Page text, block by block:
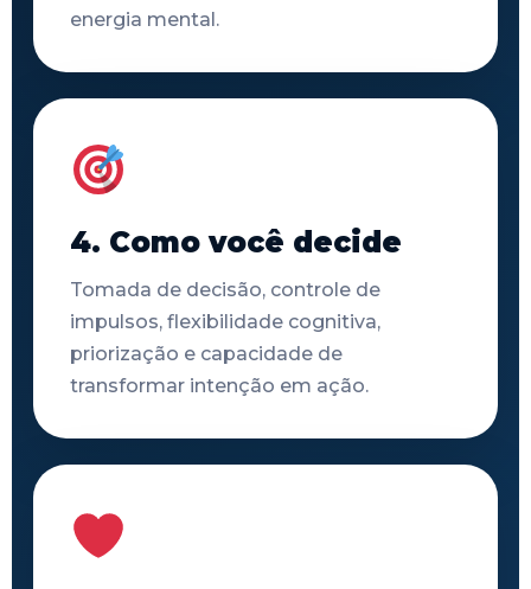
energia mental.
4. Como você decide
Tomada de decisão, controle de
impulsos, flexibilidade cognitiva,
priorização e capacidade de
transformar intenção em ação.